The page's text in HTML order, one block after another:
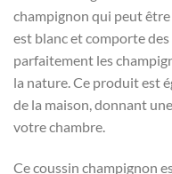
champignon qui peut
est blanc et comporte
parfaitement les
la nature. Ce produit est
de la maison, donnant
votre chambre.
Ce coussin champignon